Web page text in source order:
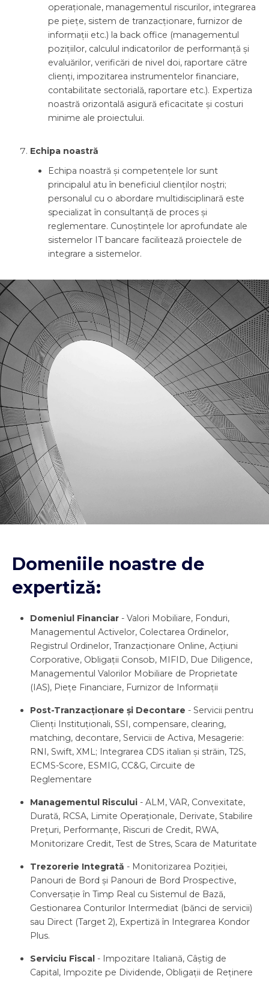
operaționale, managementul riscurilor, integrarea
pe piețe, sistem de tranzacționare, furnizor de
informații etc.) la back office (managementul
pozițiilor, calculul indicatorilor de performanță și
evaluărilor, verificări de nivel doi, raportare către
clienți, impozitarea instrumentelor financiare,
contabilitate sectorială, raportare etc.). Expertiza
noastră orizontală asigură eficacitate și costuri
minime ale proiectului.
Echipa noastră
Echipa noastră și competențele lor sunt
principalul atu în beneficiul clienților noștri;
personalul cu o abordare multidisciplinară este
specializat în consultanță de proces și
reglementare. Cunoștințele lor aprofundate ale
sistemelor IT bancare facilitează proiectele de
integrare a sistemelor.
Domeniile noastre de
expertiză:
Domeniul Financiar - Valori Mobiliare, Fonduri,
Managementul Activelor, Colectarea Ordinelor,
Registrul Ordinelor, Tranzacționare Online, Acțiuni
Corporative, Obligații Consob, MIFID, Due Diligence,
Managementul Valorilor Mobiliare de Proprietate
(IAS), Piețe Financiare, Furnizor de Informații
Post-Tranzacționare și Decontare - Servicii pentru
Clienți Instituționali, SSI, compensare, clearing,
matching, decontare, Servicii de Activa, Mesagerie:
RNI, Swift, XML; Integrarea CDS italian și străin, T2S,
ECMS-Score, ESMIG, CC&G, Circuite de
Reglementare
Managementul Riscului - ALM, VAR, Convexitate,
Durată, RCSA, Limite Operaționale, Derivate, Stabilire
Prețuri, Performanțe, Riscuri de Credit, RWA,
Monitorizare Credit, Test de Stres, Scara de Maturitate
Trezorerie Integrată - Monitorizarea Poziției,
Panouri de Bord și Panouri de Bord Prospective,
Conversație în Timp Real cu Sistemul de Bază,
Gestionarea Conturilor Intermediat (bănci de servicii)
sau Direct (Target 2), Expertiză în Integrarea Kondor
Plus.
Serviciu Fiscal - Impozitare Italiană, Câștig de
Capital, Impozite pe Dividende, Obligații de Reținere